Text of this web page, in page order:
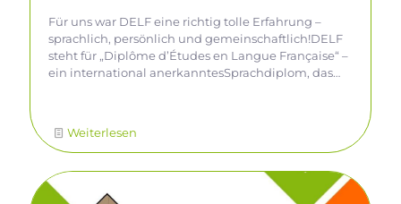
Für uns war DELF eine richtig tolle Erfahrung –
sprachlich, persönlich und gemeinschaftlich!DELF
steht für „Diplôme d’Études en Langue Française“ –
ein international anerkanntesSprachdiplom, das
und Sprechen und istin verschiedene Niveaustufen
unterteilt. Wir absolvierten dieses auf Niveau A2
und erhielten damitein offizielles Zertifikat, welches
ein echter Pluspunkt bei Bewerbungen sein
Weiterlesen